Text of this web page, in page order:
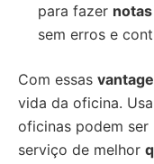
para fazer
sem erros e
Com essas
vida da oficina.
oficinas podem ser
serviço de melhor